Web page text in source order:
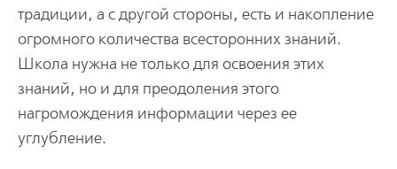
традиции, а с другой стороны, есть и накопление
огромного количества всесторонних знаний.
Школа нужна не только для освоения этих
знаний, но и для преодоления этого
нагромождения информации через ее
углубление.